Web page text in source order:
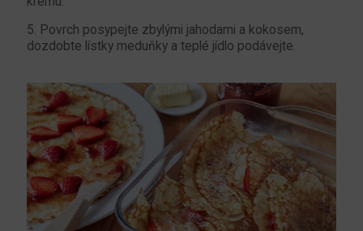
5. Povrch posypejte zbylými jahodami a kokosem,
dozdobte lístky meduňky a teplé jídlo podávejte.